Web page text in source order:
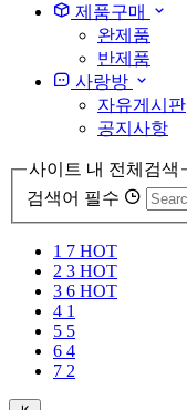
제품구매
완제품
반제품
사랑방
자유게시판
공지사항
사이트 내 전체검색
검색어 필수
1 7 HOT
2 3 HOT
3 6 HOT
4 1
5 5
6 4
7 2